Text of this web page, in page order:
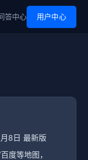
答中心 用户中心
8日 最新版
度等地图，